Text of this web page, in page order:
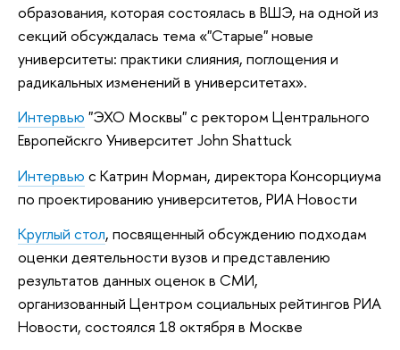
образования, которая состоялась в ВШЭ, на одной из
секций обсуждалась тема «"Старые" новые
университеты: практики слияния, поглощения и
радикальных изменений в университетах».
Интервью "ЭХО Москвы" с ректором Центрального
Европейскго Университет John Shattuck
Интервью с Катрин Морман, директора Консорциума
по проектированию университетов, РИА Новости
Круглый стол, посвященный обсуждению подходам
оценки деятельности вузов и представлению
результатов данных оценок в СМИ,
организованный Центром социальных рейтингов РИА
Новости, состоялся 18 октября в Москве